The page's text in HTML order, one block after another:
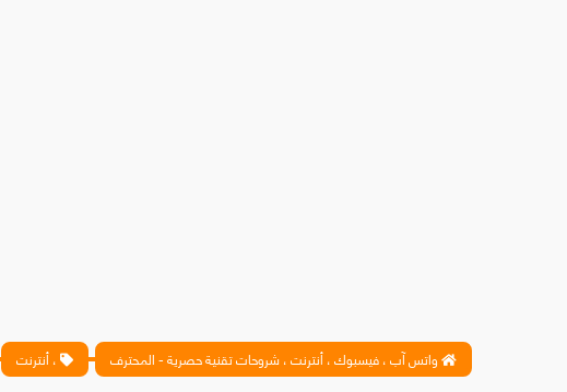
واتس آب ، فيسبوك ، أنترنت ، شروحات تقنية حصرية - المحترف ، أنترنت